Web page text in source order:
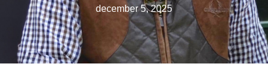
december 5, 2025